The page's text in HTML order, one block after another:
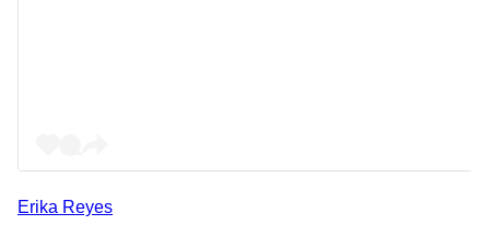
Erika Reyes